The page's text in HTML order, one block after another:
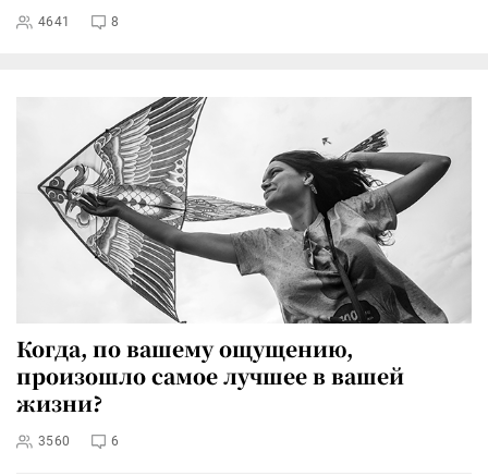
4641 8
Когда, по вашему ощущению,
произошло самое лучшее в вашей
жизни?
3560 6